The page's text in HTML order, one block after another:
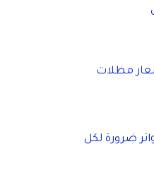
مظلات
ضرورة لكل